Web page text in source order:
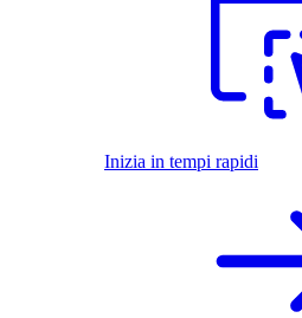
Inizia in tempi rapidi